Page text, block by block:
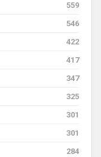
559
546
422
417
347
325
301
301
284